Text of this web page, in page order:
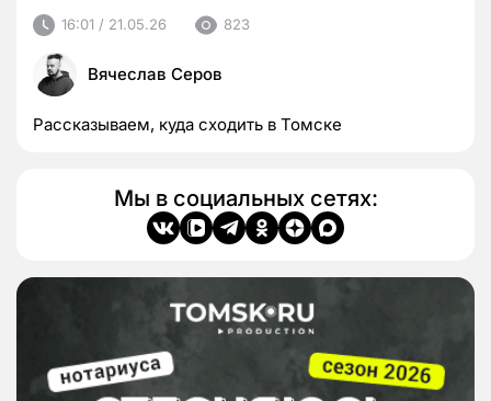
16:01 / 21.05.26 823
Вячеслав Серов
Рассказываем, куда сходить в Томске
Мы в социальных сетях: